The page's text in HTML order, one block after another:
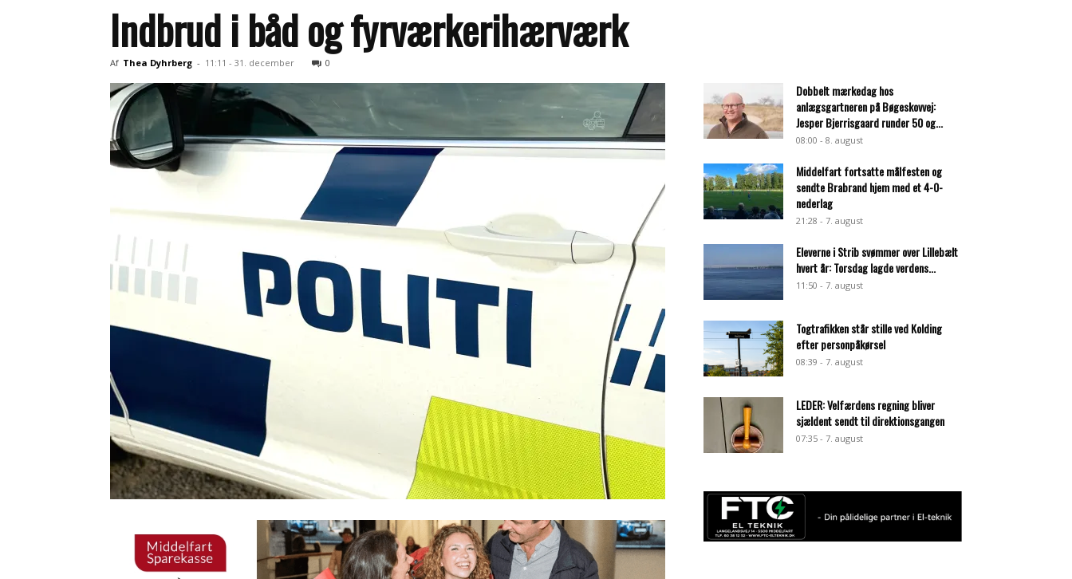
Indbrud i båd og fyrværkerihærværk
Af Thea Dyhrberg - 11:11 - 31. december 0
Dobbelt mærkedag hos
anlægsgartneren på Bøgeskovvej:
Jesper Bjerrisgaard runder 50 og...
08:00 - 8. august
Middelfart fortsatte målfesten og
sendte Brabrand hjem med et 4-0-
nederlag
21:28 - 7. august
Eleverne i Strib svømmer over Lillebælt
hvert år: Torsdag lagde verdens...
11:50 - 7. august
Togtrafikken står stille ved Kolding
efter personpåkørsel
08:39 - 7. august
LEDER: Velfærdens regning bliver
sjældent sendt til direktionsgangen
07:35 - 7. august